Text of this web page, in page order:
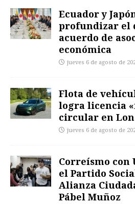
Ecuador y
profundizar el
acuerdo de
económica
jueves 6 de agosto de
Flota de
logra licencia
circular en
jueves 6 de agosto de
Correísmo con
el Partido
Alianza
Pábel Muñoz